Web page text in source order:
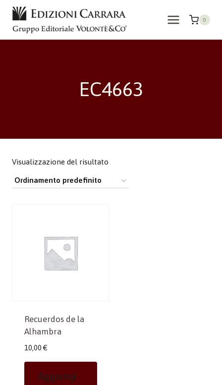
Salta
contenuto
0
EC4663
Visualizzazione del risultato
Recuerdos de la
Alhambra
10,00 €
Aggiungi